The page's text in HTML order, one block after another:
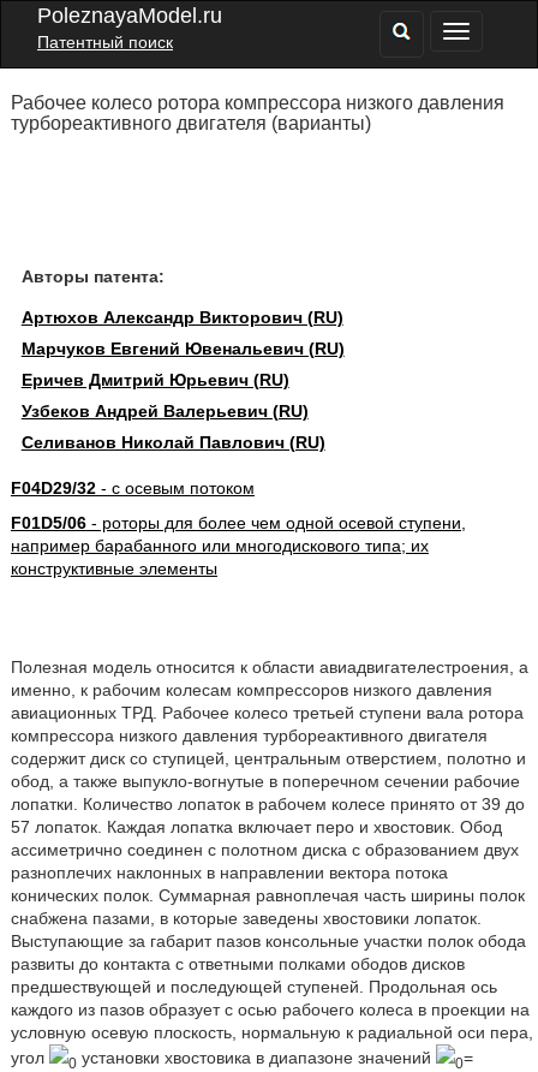
PoleznayaModel.ru
Патентный поиск
Рабочее колесо ротора компрессора низкого давления
турбореактивного двигателя (варианты)
Авторы патента:
Артюхов Александр Викторович (RU)
Марчуков Евгений Ювенальевич (RU)
Еричев Дмитрий Юрьевич (RU)
Узбеков Андрей Валерьевич (RU)
Селиванов Николай Павлович (RU)
F04D29/32- с осевым потоком
F01D5/06- роторы для более чем одной осевой ступени,
например барабанного или многодискового типа; их
конструктивные элементы
Полезная модель относится к области авиадвигателестроения, а
именно, к рабочим колесам компрессоров низкого давления
авиационных ТРД. Рабочее колесо третьей ступени вала ротора
компрессора низкого давления турбореактивного двигателя
содержит диск со ступицей, центральным отверстием, полотно и
обод, а также выпукло-вогнутые в поперечном сечении рабочие
лопатки. Количество лопаток в рабочем колесе принято от 39 до
57 лопаток. Каждая лопатка включает перо и хвостовик. Обод
ассиметрично соединен с полотном диска с образованием двух
разноплечих наклонных в направлении вектора потока
конических полок. Суммарная равноплечая часть ширины полок
снабжена пазами, в которые заведены хвостовики лопаток.
Выступающие за габарит пазов консольные участки полок обода
развиты до контакта с ответными полками ободов дисков
предшествующей и последующей ступеней. Продольная ось
каждого из пазов образует с осью рабочего колеса в проекции на
условную осевую плоскость, нормальную к радиальной оси пера,
угол
0установки хвостовика в диапазоне значений 0=